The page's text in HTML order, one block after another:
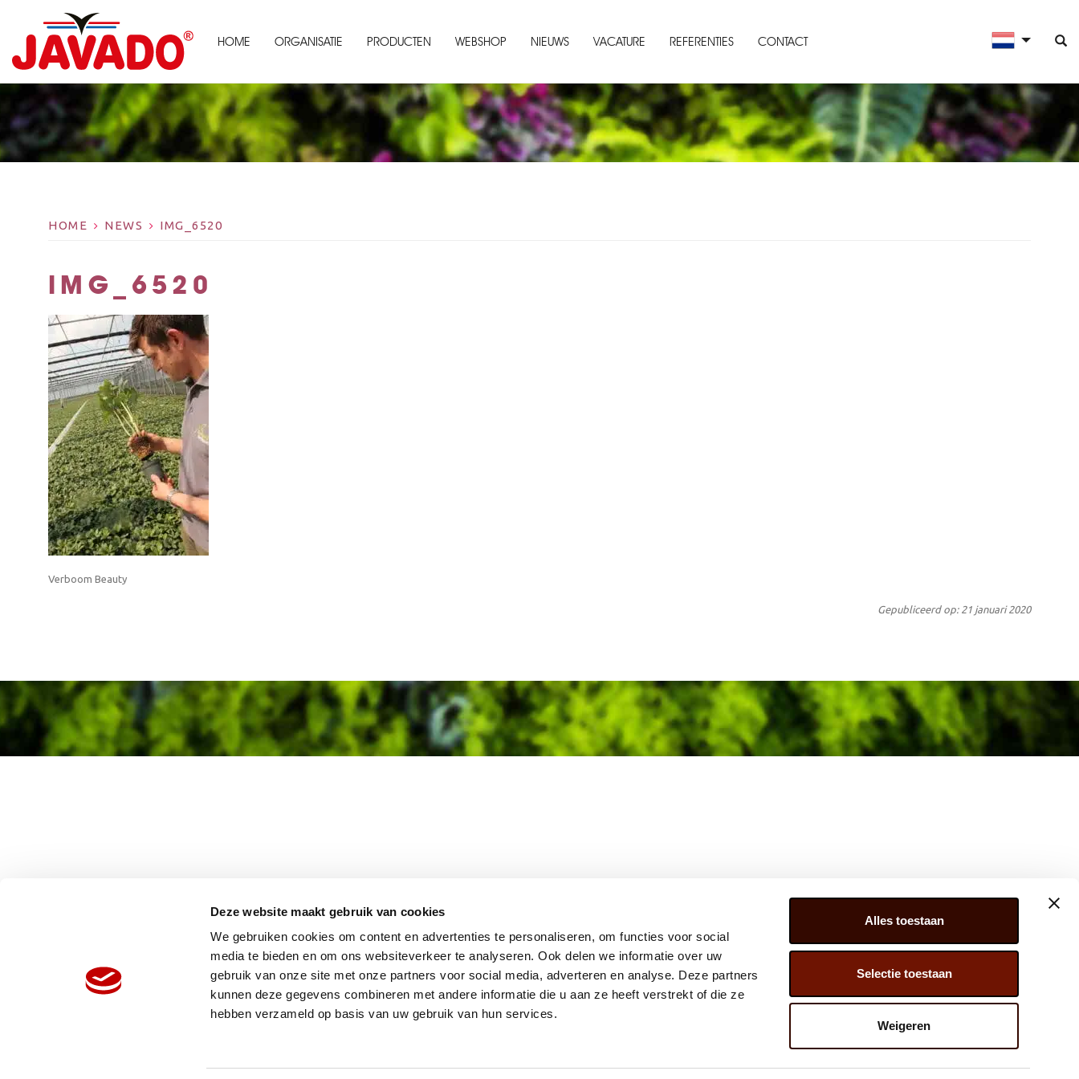
Deze website maakt gebruik van cookies
We gebruiken cookies om content en advertenties te personaliseren, om functies voor social
media te bieden en om ons websiteverkeer te analyseren. Ook delen we informatie over uw
gebruik van onze site met onze partners voor social media, adverteren en analyse. Deze partners
kunnen deze gegevens combineren met andere informatie die u aan ze heeft verstrekt of die ze
hebben verzameld op basis van uw gebruik van hun services.
Alles toestaan
Selectie toestaan
Weigeren
HOME ORGANISATIE PRODUCTEN WEBSHOP NIEUWS VACATURE REFERENTIES CONTACT
HOME NEWS IMG_6520
IMG_6520
Verboom Beauty
Gepubliceerd op: 21 januari 2020
HOME
REFERENTIES
WEBSHOP
PRIVACY STATEMENT
CONTACT
JUPITER 279, 2675 LW, HONSELERSDIJK,
NL
INFO@JAVADOPLANT.COM